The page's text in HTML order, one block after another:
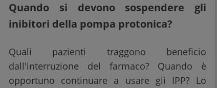
Quando si devono sospendere gli
inibitori della pompa protonica?
Quali pazienti traggono beneficio
dall'interruzione del farmaco? Quando è
opportuno continuare a usare gli IPP? Lo